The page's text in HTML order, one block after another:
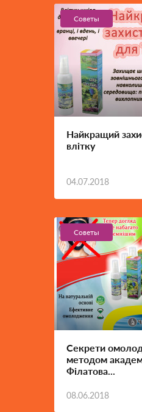
Советы
Найкращий
влітку
04.07.2018
Советы
Секрети
методом
Філатова...
08.06.2018